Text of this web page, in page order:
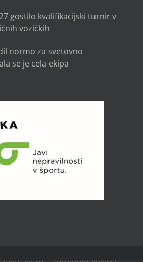
gostilo kvalifikacijski turnir v
vozičkih
normo za svetovno
se je cela ekipa